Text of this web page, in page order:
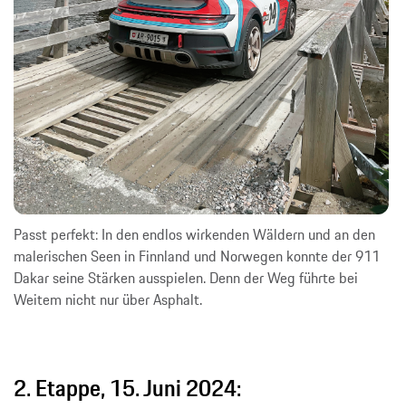
Passt perfekt: In den endlos wirkenden Wäldern und an den
malerischen Seen in Finnland und Norwegen konnte der 911
Dakar seine Stärken ausspielen. Denn der Weg führte bei
Weitem nicht nur über Asphalt.
2. Etappe, 15. Juni 2024: